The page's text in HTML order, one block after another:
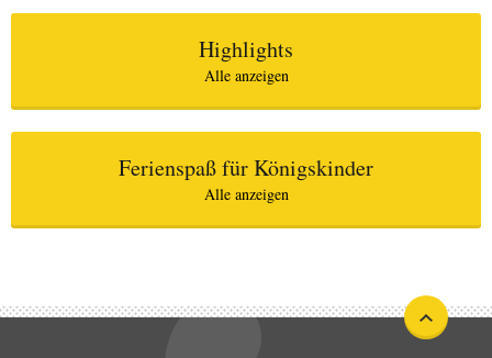
Highlights
Alle anzeigen
Ferienspaß für Königskinder
Alle anzeigen